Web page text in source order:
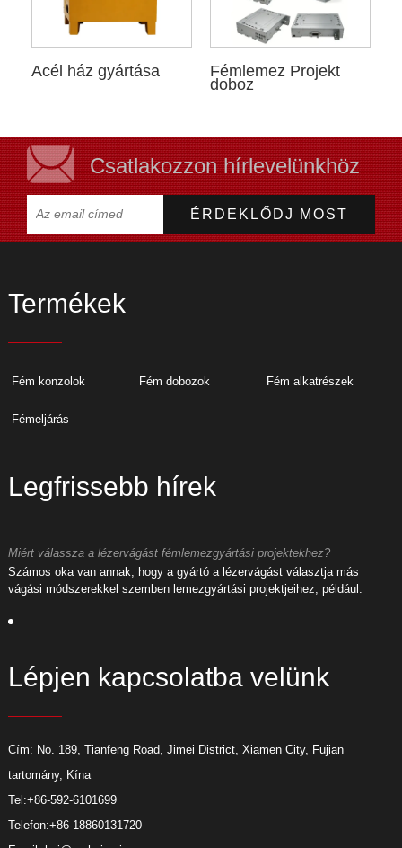
Acél ház gyártása Fémlemez Projekt
doboz
Csatlakozzon hírlevelünkhöz
Termékek
Fém konzolok Fém dobozok Fém alkatrészek
Fémeljárás
Legfrissebb hírek
Miért válassza a lézervágást fémlemezgyártási projektekhez?
Számos oka van annak, hogy a gyártó a lézervágást választja más
vágási módszerekkel szemben lemezgyártási projektjeihez, például:
Lépjen kapcsolatba velünk
Cím: No. 189, Tianfeng Road, Jimei District, Xiamen City, Fujian
tartomány, Kína
Tel:+86-592-6101699
Telefon:+86-18860131720